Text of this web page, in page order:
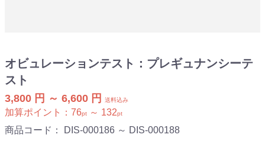
オビュレーションテスト：プレギュナンシーテ
スト
3,800 円 ～ 6,600 円 送料込み
加算ポイント： 76pt ～ 132pt
商品コード： DIS-000186 ～ DIS-000188